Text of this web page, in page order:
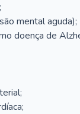
mental aguda);
doença de